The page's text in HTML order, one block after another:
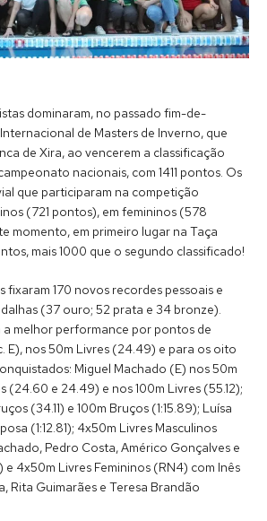
dominaram, no passado fim-de-
de Masters de Inverno, que
de Xira, ao vencerem a classificação
nacionais, com 1411 pontos. Os
que participaram na competição
(721 pontos), em femininos (578
momento, em primeiro lugar na Taça
mais 1000 que o segundo classificado!
fixaram 170 novos recordes pessoais e
(37 ouro; 52 prata e 34 bronze).
a melhor performance por pontos de
E), nos 50m Livres (24.49) e para os oito
Miguel Machado (E) nos 50m
(24.60 e 24.49) e nos 100m Livres (55.12);
(34.11) e 100m Bruços (1:15.89); Luísa
(1:12.81); 4x50m Livres Masculinos
Pedro Costa, Américo Gonçalves e
e 4x50m Livres Femininos (RN4) com Inês
Rita Guimarães e Teresa Brandão